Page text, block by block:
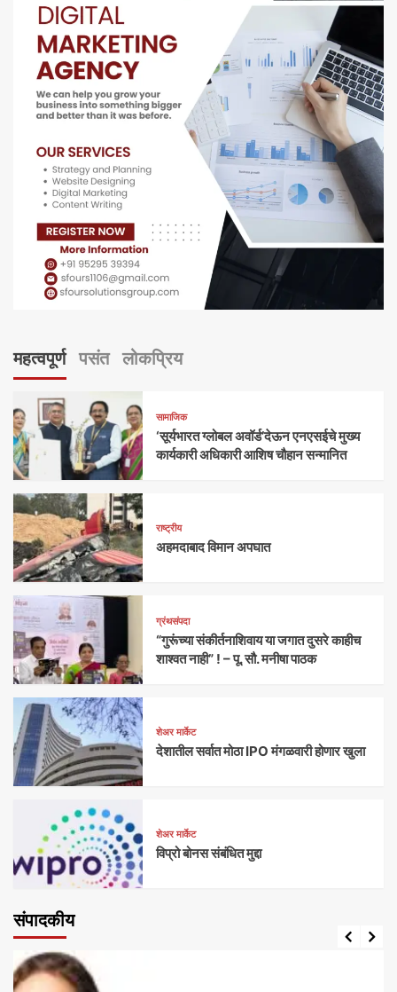
महत्वपूर्ण पसंत लोकप्रिय
सामाजिक
‘सूर्यभारत ग्लोबल अवॉर्ड’देऊन एनएसईचे मुख्य
कार्यकारी अधिकारी आशिष चौहान सन्मानित
राष्ट्रीय
अहमदाबाद विमान अपघात
ग्रंथसंपदा
“गुरूंच्या संकीर्तनाशिवाय या जगात दुसरे काहीच
शाश्वत नाही” ! – पू. सौ. मनीषा पाठक
शेअर मार्केट
देशातील सर्वात मोठा IPO मंगळवारी होणार खुला
शेअर मार्केट
विप्रो बोनस संबंधित मुद्दा
संपादकीय